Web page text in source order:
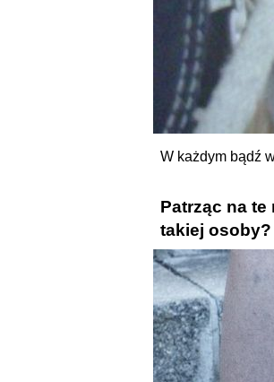
W każdym bądź
Patrząc na
takiej osoby?